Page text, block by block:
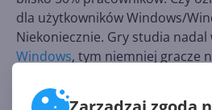
dla użytkowników Windows/
Niekoniecznie. Gry studia nadal
Windows, tym niemniej gracze
tej sytuacji może tylko zyskać,